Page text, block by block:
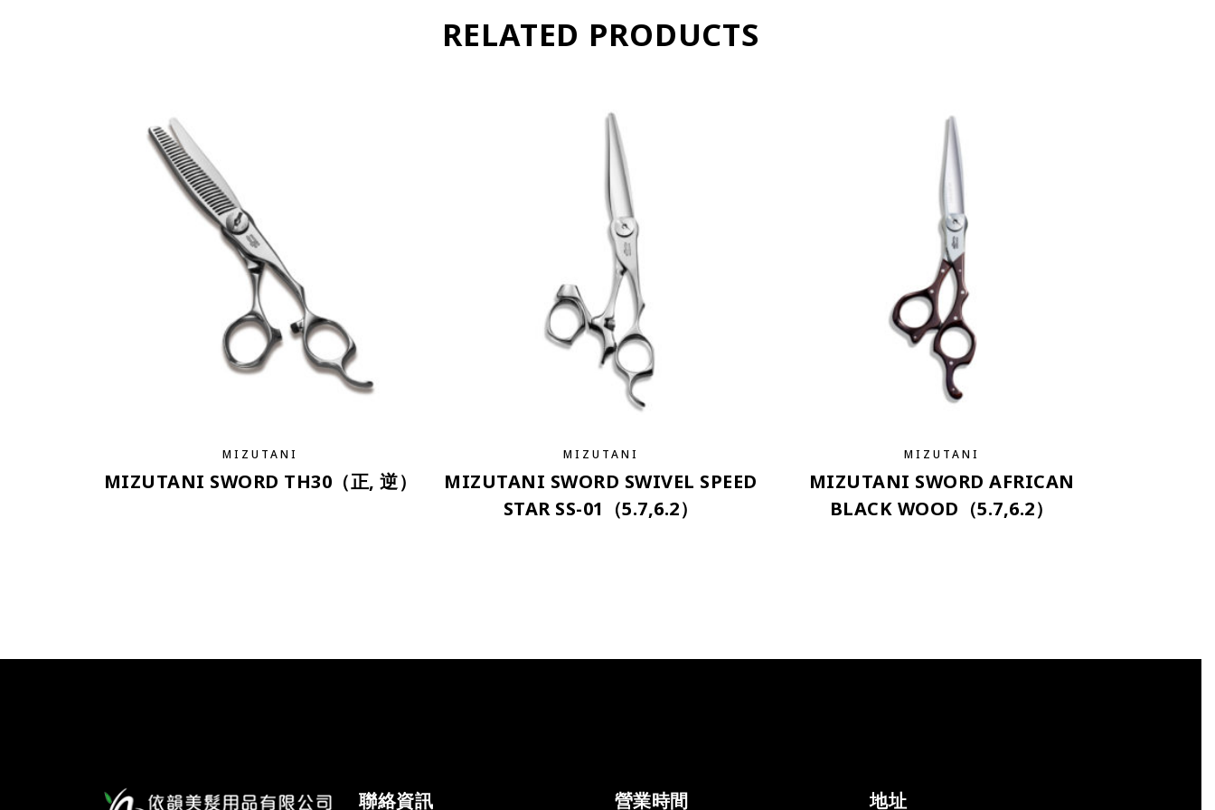
RELATED PRODUCTS
MIZUTANI
MIZUTANI SWORD TH30（正, 逆）
MIZUTANI
MIZUTANI SWORD SWIVEL SPEED
STAR SS-01（5.7,6.2）
MIZUTANI
MIZUTANI SWORD AFRICAN
BLACK WOOD（5.7,6.2）
聯絡資訊 營業時間 地址